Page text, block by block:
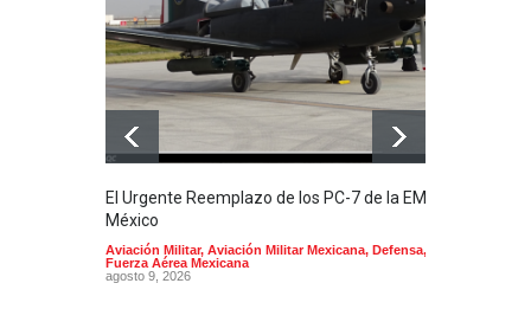
El Urgente Reemplazo de los PC-7 de la EMA en
México
Aviación Militar, Aviación Militar Mexicana, Defensa,
Fuerza Aérea Mexicana
agosto 9, 2026